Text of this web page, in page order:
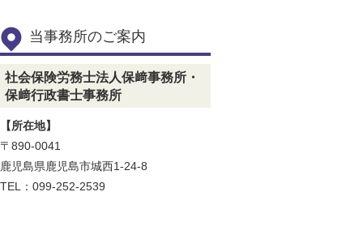
当事務所のご案内
社会保険労務士法人保﨑事務所・
保﨑行政書士事務所
【所在地】
〒890-0041
鹿児島県鹿児島市城西1-24-8
TEL：099-252-2539